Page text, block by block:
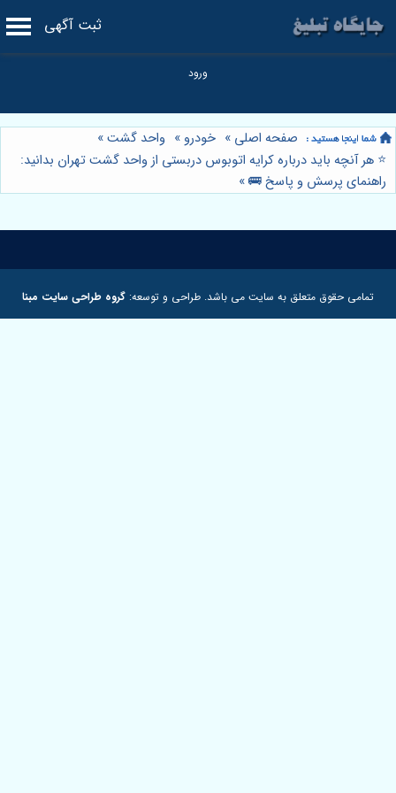
ثبت آگهی
صفحه اصلی » خودرو » واحد گشت»
⭐️ هر آنچه باید درباره کرایه اتوبوس دربستی از واحد گشت تهران بدانید:
راهنمای پرسش و پاسخ 🚌»
تمامی حقوق متعلق به سایت می باشد. طراحی و توسعه: گروه طراحی سایت مبنا